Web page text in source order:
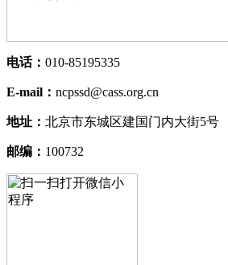
电话： 010-85195335
E-mail： ncpssd@cass.org.cn
地址： 北京市东城区建国门内大街5号
邮编： 100732